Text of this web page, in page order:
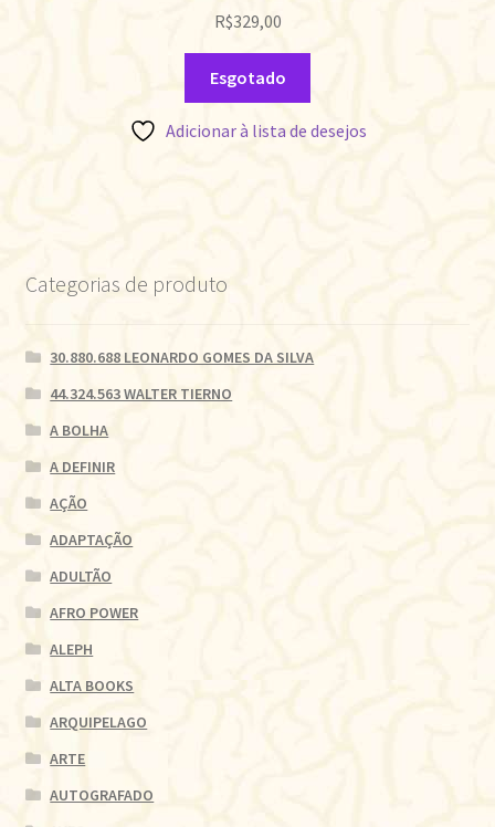
R$329,00
Esgotado
Adicionar à lista de desejos
Categorias de produto
30.880.688 LEONARDO GOMES DA SILVA
44.324.563 WALTER TIERNO
A BOLHA
A DEFINIR
AÇÃO
ADAPTAÇÃO
ADULTÃO
AFRO POWER
ALEPH
ALTA BOOKS
ARQUIPELAGO
ARTE
AUTOGRAFADO